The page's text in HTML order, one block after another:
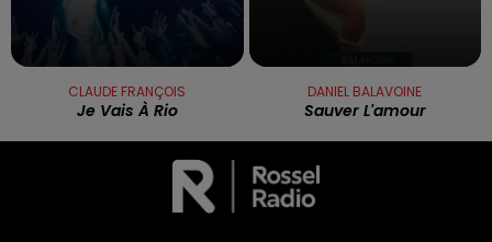
CLAUDE FRANÇOIS
Je Vais À Rio
DANIEL BALAVOINE
Sauver L'amour